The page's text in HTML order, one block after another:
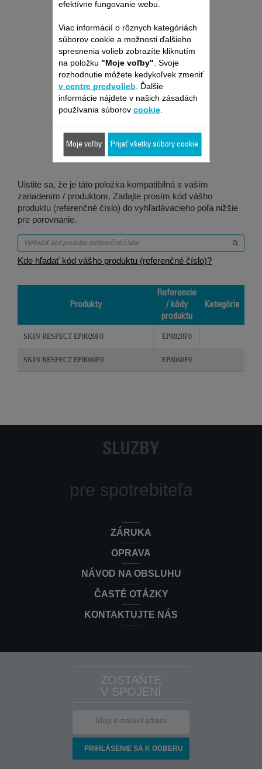
Je vhodné pre 2
produktov
Uistite sa, že je táto položka kompatibilná s vaším
zariadením / produktom. Zadajte prosím kód vášho
produktu (referenčné číslo) do vyhľadávacieho poľa nižšie
pre porovnanie.
Kde hľadať kód vášho produktu (referenčné číslo)?
Produkty
Referencie
/ kódy
produktu
Kategória
SKIN RESPECT EP8020F0 EP8020F0
SKIN RESPECT EP8060F0 EP8060F0
SLUŽBY
pre spotrebiteľa
ZÁRUKA
OPRAVA
NÁVOD NA OBSLUHU
ČASTÉ OTÁZKY
KONTAKTUJTE NÁS
ZOSTAŇTE
V SPOJENÍ
efektívne fungovanie webu.
Viac informácií o rôznych kategóriách
súborov cookie a možnosti ďalšieho
spresnenia volieb zobrazíte kliknutím
na položku "Moje voľby" . Svoje
rozhodnutie môžete kedykoľvek zmeniť
v centre predvolieb . Ďalšie
informácie nájdete v našich zásadách
používania súborov cookie.
Moje voľby Prijať všetky súbory cookie